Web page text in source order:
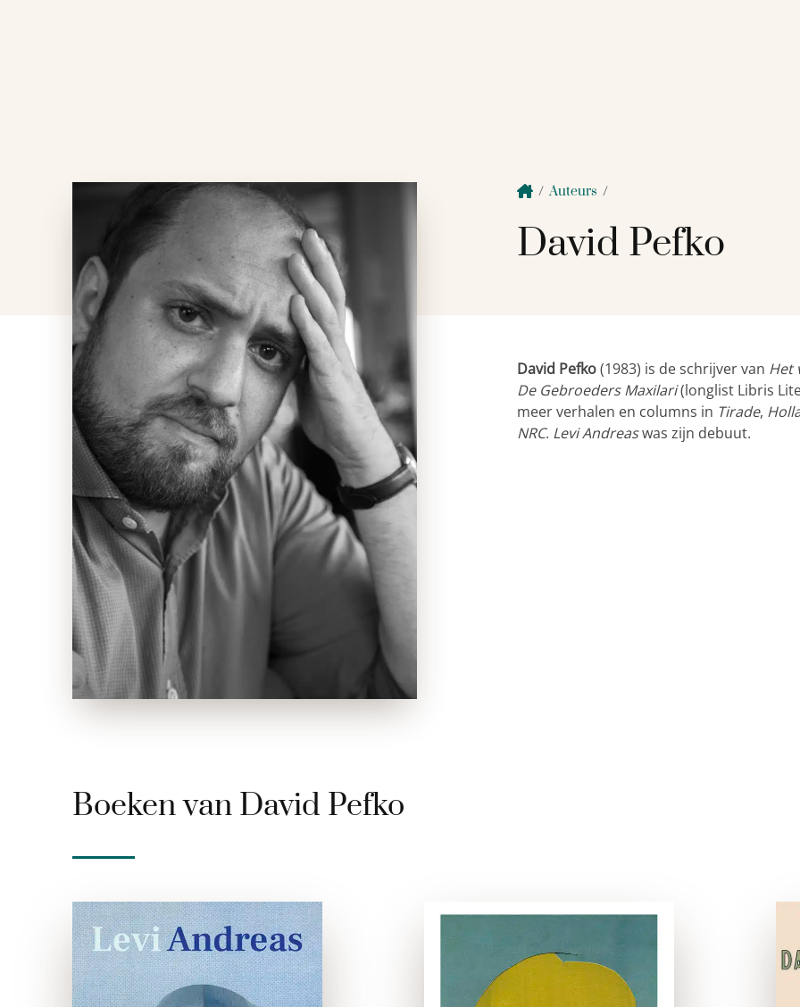
/Auteurs /
David Pefko
David Pefko(1983) is de schrijver van Het
De Gebroeders Maxilari(longlist Libris
meer verhalen en columns in Tirade,
NRC. Levi Andreaswas zijn debuut.
Boeken van David Pefko
Levi Andreas
paperback
De Gebroeders
Maxilari